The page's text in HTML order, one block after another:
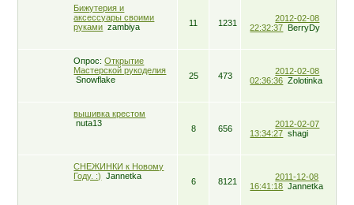
Бижутерия и
аксессуары своими
руками zambiya 11 1231
2012-02-08
22:32:37 BerryDy
Опрос: Открытие
Мастерской рукоделия
Snowflake
25 473
2012-02-08
02:36:36 Zolotinka
вышивка крестом
nuta13
8 656
2012-02-07
13:34:27 shagi
СНЕЖИНКИ к Новому
Году. :)
Jannetka
6 8121
2011-12-08
16:41:18 Jannetka